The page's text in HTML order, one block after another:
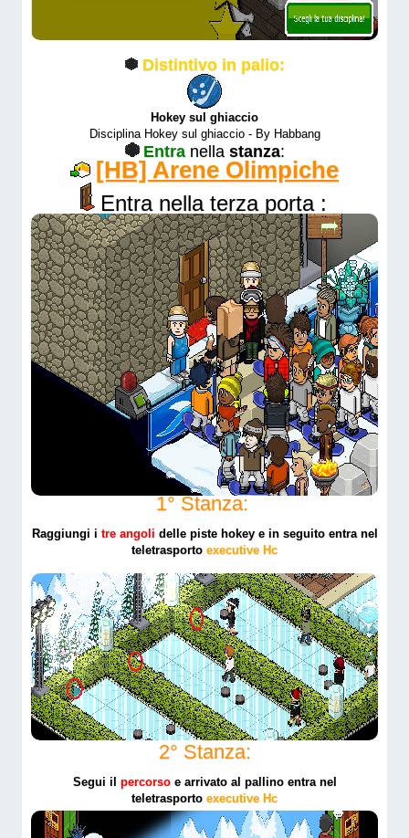
Distintivo in palio:
Hokey sul ghiaccio
Disciplina Hokey sul ghiaccio - By Habbang
Entra nella stanza:
[HB] Arene Olimpiche
Entra nella terza porta :
1° Stanza:
Raggiungi i tre angoli delle piste hokey e in seguito entra nel
teletrasporto executive Hc
2° Stanza:
Segui il percorsoe arrivato al pallino entra nel
teletrasporto executive Hc